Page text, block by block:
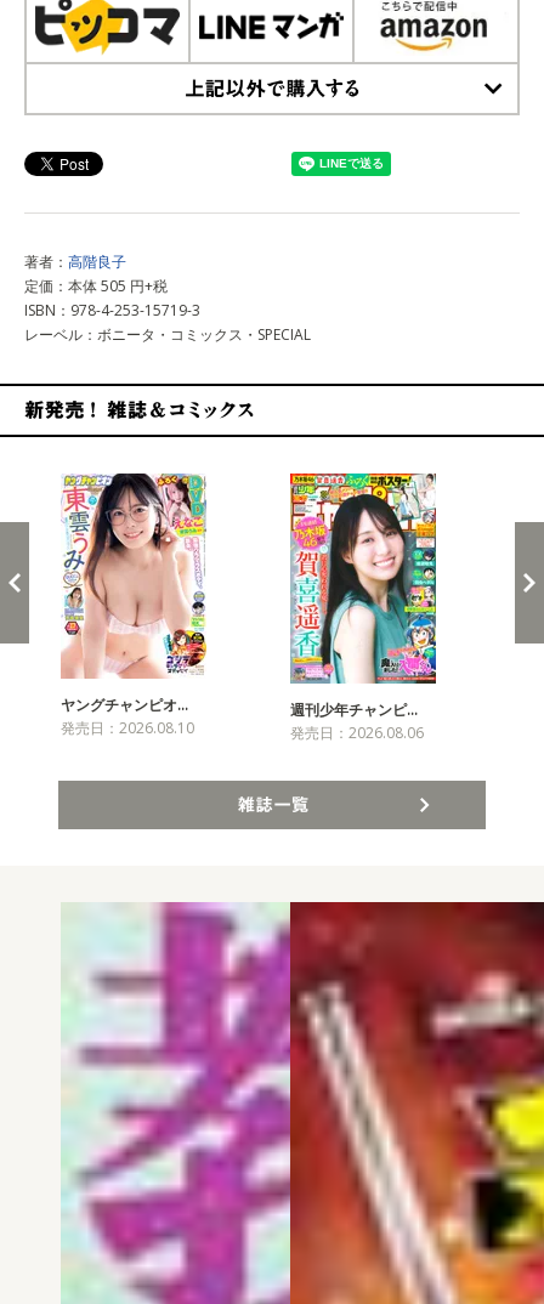
著者： 高階良子
定価：本体 505 円+税
ISBN：978-4-253-15719-3
レーベル：ボニータ・コミックス・SPECIAL
ヤングチャンピオ…
発売日：2026.08.10
週刊少年チャンピ…
発売日：2026.08.06